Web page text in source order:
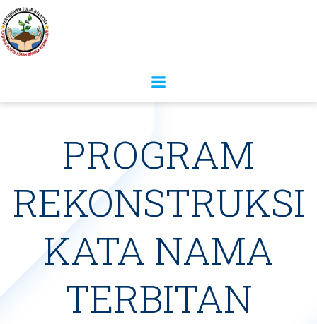
PROGRAM
REKONSTRUKSI
KATA NAMA
TERBITAN